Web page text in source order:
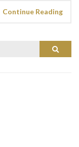
Continue Reading
Search